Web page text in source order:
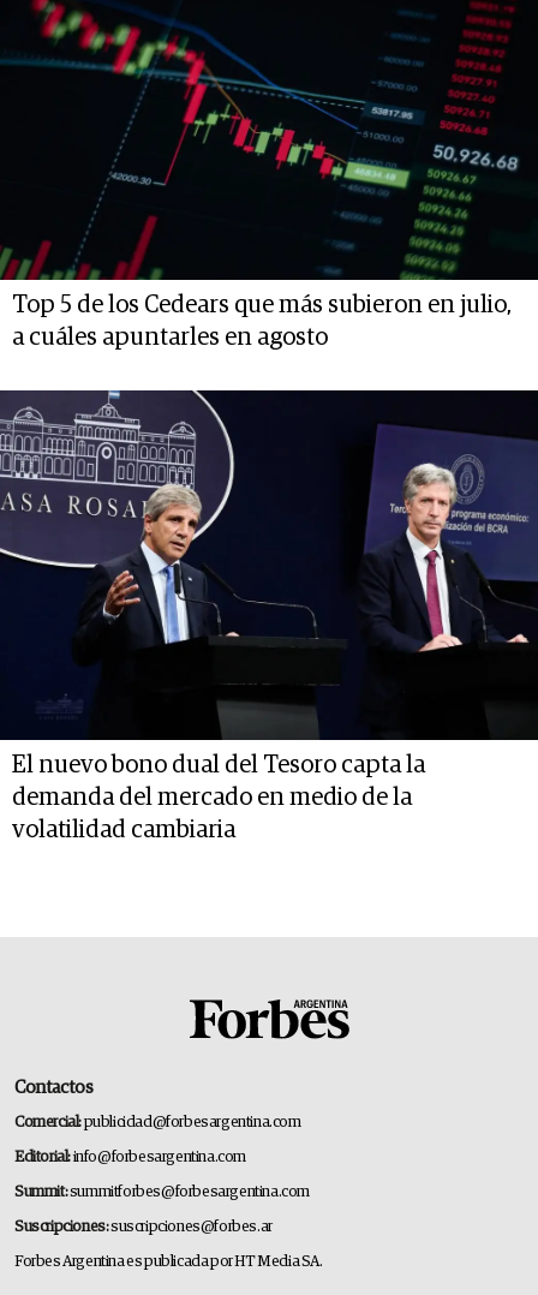
Top 5 de los Cedears que más subieron en julio,
a cuáles apuntarles en agosto
El nuevo bono dual del Tesoro capta la
demanda del mercado en medio de la
volatilidad cambiaria
Contactos
Comercial:publicidad@forbesargentina.com
Editorial:info@forbesargentina.com
Summit:summitforbes@forbesargentina.com
Suscripciones:suscripciones@forbes.ar
Forbes Argentina es publicada por HT Media SA.